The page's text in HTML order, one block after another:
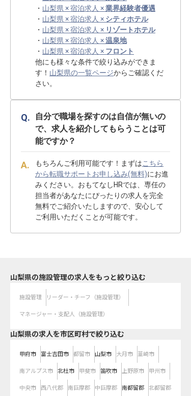
・ 山梨県 × 宿泊求人 ×業界経験者優遇
・ 山梨県 × 宿泊求人 × シティホテル
・ 山梨県 × 宿泊求人 × リゾートホテル
・ 山梨県 × 宿泊求人 ×温泉地
・ 山梨県 × 宿泊求人 × フロント
他にも様々な条件で絞り込みができま
す！ 山梨県の一覧ページからご確認くだ
さい。
自分で職場を探すのは自信が無いの
で、求人を紹介してもらうことは可
能ですか？
もちろんご利用可能です！まずはこちら
から転職サポートお申し込み(無料)にお進
みください。おもてなしHRでは、専任の
担当者があなたにぴったりの求人を完全
無料でご紹介いたしますので、安心して
ご利用いただくことが可能です。
山梨県の施設管理の求人をもっと絞り込む
施設管理 リーダー・チーフ（施設管理）
マネージャー・支配人（施設管理）
山梨県の求人を市区町村で絞り込む
甲府市 富士吉田市 都留市 山梨市 大月市 韮崎市
南アルプス市 北杜市 甲斐市 笛吹市 上野原市 甲州市
中央市 西八代郡 南巨摩郡 中巨摩郡 南都留郡 北都留郡